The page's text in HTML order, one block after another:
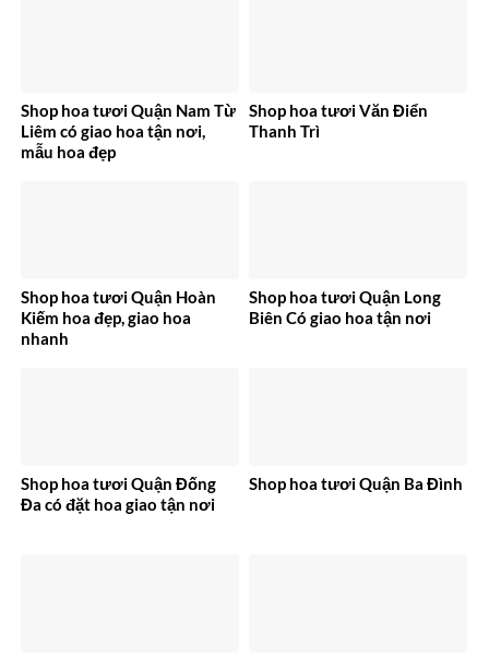
Shop hoa tươi Quận Nam Từ
Liêm có giao hoa tận nơi,
mẫu hoa đẹp
Shop hoa tươi Văn Điển
Thanh Trì
Shop hoa tươi Quận Hoàn
Kiếm hoa đẹp, giao hoa
nhanh
Shop hoa tươi Quận Long
Biên Có giao hoa tận nơi
Shop hoa tươi Quận Đống
Đa có đặt hoa giao tận nơi
Shop hoa tươi Quận Ba Đình